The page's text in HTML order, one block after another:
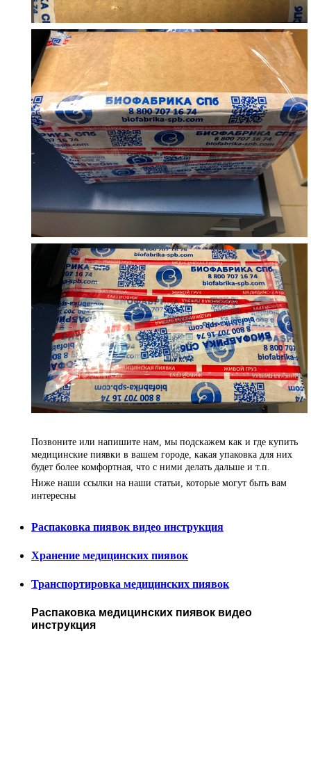
Позвоните или напишите нам, мы подскажем как и где купить
медицинские пиявки в вашем городе, какая упаковка для них
будет более комфортная, что с ними делать дальше и т.п.
Ниже наши ссылки на наши статьи, которые могут быть вам
интересны
Распаковка пиявок видео инструкция
Хранение медицинских пиявок
Транспортировка медицинских пиявок
Распаковка медицинских пиявок видео
инструкция